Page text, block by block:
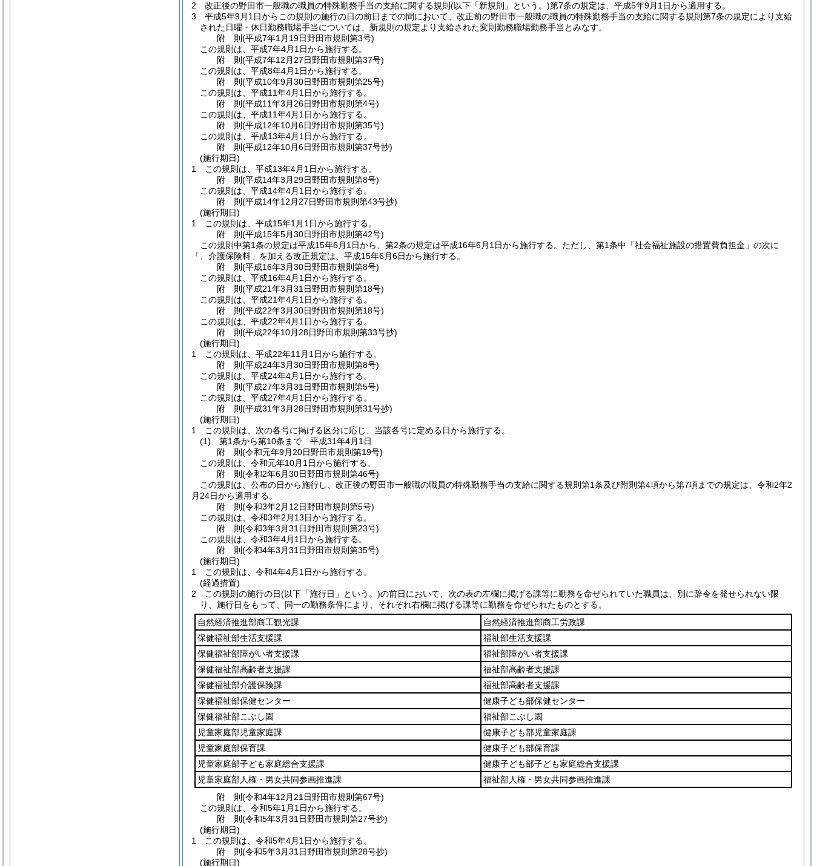
2
改正後の野田市一般職の職員の特殊勤務手当の支給に関する規則 (以下「新規則」という。)第7条の規定は、平成5年9月1日から適用する。
3
平成5年9月1日からこの規則の施行の日の前日までの間において、改正前の野田市一般職の職員の特殊勤務手当の支給に関する規則第7条の規定により支給
された日曜・休日勤務職場手当については、新規則の規定より支給された変則勤務職場勤務手当とみなす。
附 則(平成7年1月19日野田市規則第3号)
この規則は、平成7年4月1日から施行する。
附 則(平成7年12月27日野田市規則第37号)
この規則は、平成8年4月1日から施行する。
附 則(平成10年9月30日野田市規則第25号)
この規則は、平成11年4月1日から施行する。
附 則(平成11年3月26日野田市規則第4号)
この規則は、平成11年4月1日から施行する。
附 則(平成12年10月6日野田市規則第35号)
この規則は、平成13年4月1日から施行する。
附 則(平成12年10月6日野田市規則第37号抄)
(施行期日)
1
この規則は、平成13年4月1日から施行する。
附 則(平成14年3月29日野田市規則第8号)
この規則は、平成14年4月1日から施行する。
附 則(平成14年12月27日野田市規則第43号抄)
(施行期日)
1
この規則は、平成15年1月1日から施行する。
附 則(平成15年5月30日野田市規則第42号)
この規則中第1条の規定は平成15年6月1日から、第2条の規定は平成16年6月1日から施行する。 ただし、第1条中「社会福祉施設の措置費負担金」の次に
「、介護保険料」を加える改正規定は、平成15年6月6日から施行する。
附 則(平成16年3月30日野田市規則第8号)
この規則は、平成16年4月1日から施行する。
附 則(平成21年3月31日野田市規則第18号)
この規則は、平成21年4月1日から施行する。
附 則(平成22年3月30日野田市規則第18号)
この規則は、平成22年4月1日から施行する。
附 則(平成22年10月28日野田市規則第33号抄)
(施行期日)
1
この規則は、平成22年11月1日から施行する。
附 則(平成24年3月30日野田市規則第8号)
この規則は、平成24年4月1日から施行する。
附 則(平成27年3月31日野田市規則第5号)
この規則は、平成27年4月1日から施行する。
附 則(平成31年3月28日野田市規則第31号抄)
(施行期日)
1
この規則は、次の各号に掲げる区分に応じ、当該各号に定める日から施行する。
(1)
第1条から第10条まで 平成31年4月1日
附 則(令和元年9月20日野田市規則第19号)
この規則は、令和元年10月1日から施行する。
附 則(令和2年6月30日野田市規則第46号)
この規則は、公布の日から施行し、改正後の野田市一般職の職員の特殊勤務手当の支給に関する規則第1条及び附則第4項から第7項までの規定は、令和2年2
月24日から適用する。
附 則(令和3年2月12日野田市規則第5号)
この規則は、令和3年2月13日から施行する。
附 則(令和3年3月31日野田市規則第23号)
この規則は、令和3年4月1日から施行する。
附 則(令和4年3月31日野田市規則第35号)
(施行期日)
1
この規則は、令和4年4月1日から施行する。
(経過措置)
2
この規則の施行の日(以下「施行日」という。)の前日において、次の表の左欄に掲げる課等に勤務を命ぜられていた職員は、別に辞令を発せられない限
り、施行日をもって、同一の勤務条件により、それぞれ右欄に掲げる課等に勤務を命ぜられたものとする。
自然経済推進部商工観光課
自然経済推進部商工労政課
保健福祉部生活支援課
福祉部生活支援課
保健福祉部障がい者支援課
福祉部障がい者支援課
保健福祉部高齢者支援課
福祉部高齢者支援課
保健福祉部介護保険課
福祉部高齢者支援課
保健福祉部保健センター
健康子ども部保健センター
保健福祉部こぶし園
福祉部こぶし園
児童家庭部児童家庭課
健康子ども部児童家庭課
児童家庭部保育課
健康子ども部保育課
児童家庭部子ども家庭総合支援課
健康子ども部子ども家庭総合支援課
児童家庭部人権・男女共同参画推進課
福祉部人権・男女共同参画推進課
附 則(令和4年12月21日野田市規則第67号)
この規則は、令和5年1月1日から施行する。
附 則(令和5年3月31日野田市規則第27号抄)
(施行期日)
1
この規則は、令和5年4月1日から施行する。
附 則(令和5年3月31日野田市規則第28号抄)
(施行期日)